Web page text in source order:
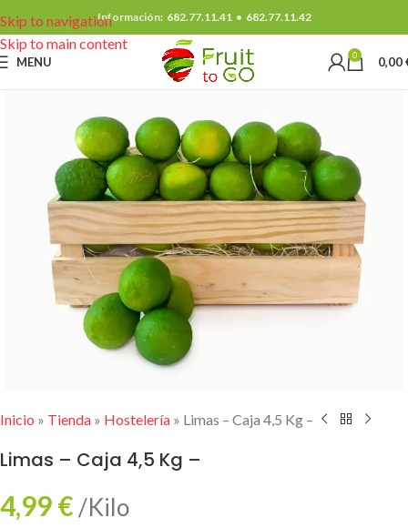
Skip to navigation
Skip to main content
Información: 682.77.11.41• 682.77.11.42
MENU 0 0,00
Inicio » Tienda » Hostelería » Limas – Caja 4,5 Kg –
Limas – Caja 4,5 Kg –
4,99€ /Kilo